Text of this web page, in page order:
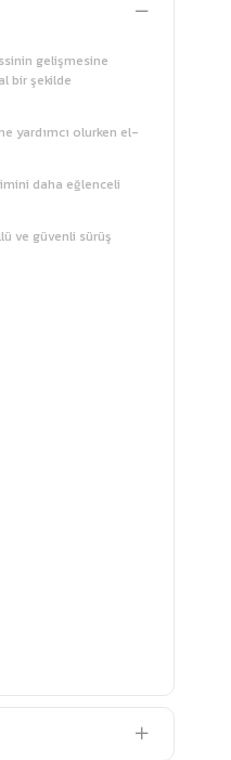
gelişmesine
bir şekilde
yardımcı olurken el-
daha eğlenceli
ve güvenli sürüş